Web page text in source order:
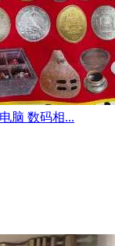
脑 数码相...